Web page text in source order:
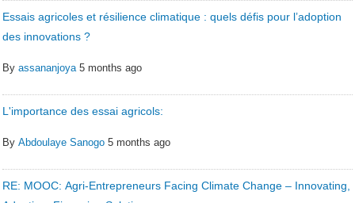
Essais agricoles et résilience climatique : quels défis pour l’adoption
des innovations ?
Byassananjoya 5 months ago
L'importance des essai agricols:
ByAbdoulaye Sanogo 5 months ago
RE: MOOC: Agri-Entrepreneurs Facing Climate Change – Innovating,